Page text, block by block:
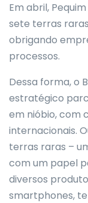
Em abril,
sete terras
obrigando
processos.
Dessa forma, o
estratégico
em nióbio, com
internacionais.
terras raras –
com um papel
diversos
smartphones,